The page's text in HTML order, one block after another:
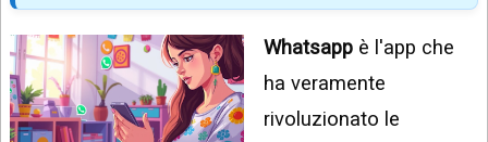
ULTIMI
POST
ARCHIVIO
YOUTUBE
X
Whatsapp è l'app che
ha veramente
rivoluzionato le